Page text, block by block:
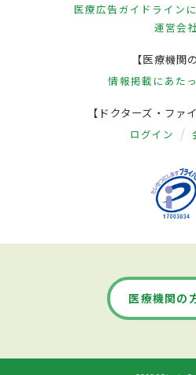
医療広告ガイドライン
運営会
【医療機関
情報掲載にあた
【ドクターズ・ファ
ログイン
医療機関の